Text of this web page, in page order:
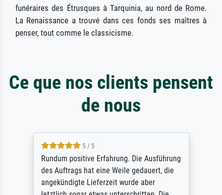
funéraires des Étrusques à Tarquinia, au nord de Rome.
La Renaissance a trouvé dans ces fonds ses maîtres à
penser, tout comme le classicisme.
Ce que nos clients pensent
de nous
5 / 5
Rundum positive Erfahrung. Die Ausführung
des Auftrags hat eine Weile gedauert, die
angekündigte Lieferzeit wurde aber